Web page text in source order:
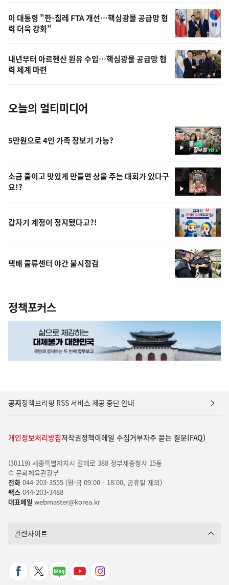
오
늘
의
사
진
이 대통령 "한-칠레 FTA 개선…핵심광물 공급망 협
력 더욱 강화"
내년부터 아르헨산 원유 수입…핵심광물 공급망 협
력 체계 마련
오늘의 멀티미디어
영
상
5만원으로 4인 가족 장보기 가능?
영
상
소금 줄이고 맛있게 만들면 상을 주는 대회가 있다구
요!?
갑자기 계정이 정지됐다고?!
택배 물류센터 야간 불시점검
정책포커스
공지정책브리핑 RSS 서비스 제공 중단 안내
개인정보처리방침저작권정책이메일 수집거부자주 묻는 질문(FAQ)
(30119) 세종특별자치시 갈매로 388 정부세종청사 15동
© 문화체육관광부
전화044-203-3555 (월-금 09:00 - 18:00, 공휴일 제외)
팩스 044-203-3488
대표메일 webmaster@korea.kr
관련사이트
페
X
네
유
인